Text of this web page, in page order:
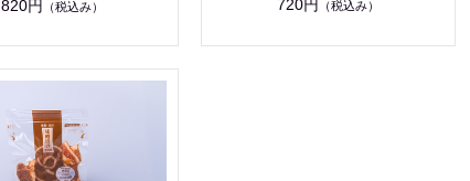
820円
（税込み）
720円
（税込み）